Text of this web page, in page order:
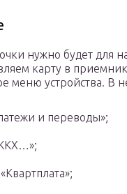
нужно будет для
карту в
меню устройства. В
и переводы»;